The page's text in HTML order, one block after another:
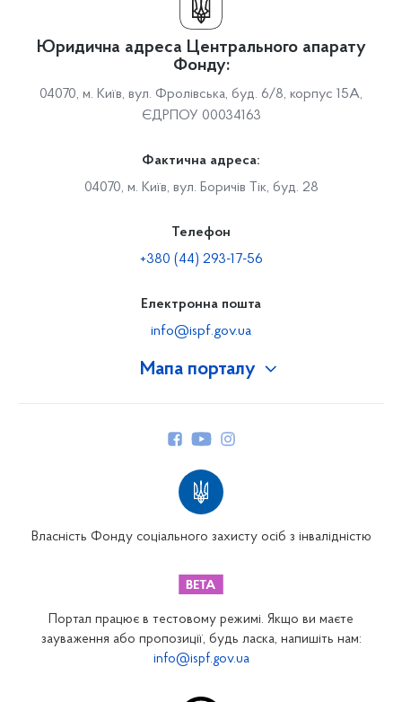
Мапа порталу
Закарпатське відділення
Запорізьке відділення
Юридична адреса Центрального апарату
Фонду:
04070, м. Київ, вул. Фролівська, буд. 6/8, корпус 15А,
ЄДРПОУ 00034163
Фактична адреса:
04070, м. Київ, вул. Боричів Тік, буд. 28
Телефон
+380 (44) 293-17-56
Електронна пошта
info@ispf.gov.ua
Власність Фонду соціального захисту осіб з інвалідністю
Портал працює в тестовому режимі. Якщо ви маєте
зауваження або пропозиції, будь ласка, напишіть нам:
info@ispf.gov.ua